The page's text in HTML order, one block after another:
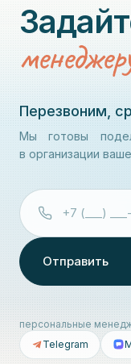
Перезвоним,
Мы готовы
в организации
Отправить
персональные
Telegram